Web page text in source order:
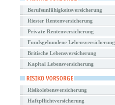
Berufsunfähigkeitsversicherung
Riester Rentenversicherung
Private Rentenversicherung
Fondsgebundene Lebensversicherung
Britische Lebensversicherung
Kapital Lebensversicherung
Risikolebensversicherung
Haftpflichtversicherung